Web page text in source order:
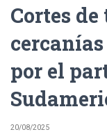
Cortes
por el
20/08/2025